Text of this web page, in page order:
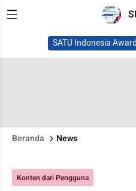
SATU Indonesia
Beranda News
Konten dari Pengguna